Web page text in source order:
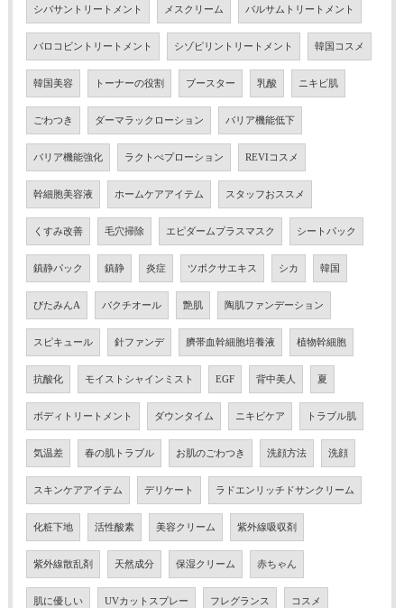
シバサントリートメント メスクリーム バルサムトリートメント
バロコビントリートメント シゾピリントリートメント 韓国コスメ
韓国美容 トーナーの役割 ブースター 乳酸 ニキビ肌
ごわつき ダーマラックローション バリア機能低下
バリア機能強化 ラクトぺプローション REVIコスメ
幹細胞美容液 ホームケアアイテム スタッフおススメ
くすみ改善 毛穴掃除 エピダームプラスマスク シートパック
鎮静パック 鎮静 炎症 ツボクサエキス シカ 韓国
びたみんA バクチオール 艶肌 陶肌ファンデーション
スピキュール 針ファンデ 臍帯血幹細胞培養液 植物幹細胞
抗酸化 モイストシャインミスト EGF 背中美人 夏
ボディトリートメント ダウンタイム ニキビケア トラブル肌
気温差 春の肌トラブル お肌のごわつき 洗顔方法 洗顔
スキンケアアイテム デリケート ラドエンリッチドサンクリーム
化粧下地 活性酸素 美容クリーム 紫外線吸収剤
紫外線散乱剤 天然成分 保湿クリーム 赤ちゃん
肌に優しい UVカットスプレー フレグランス コスメ